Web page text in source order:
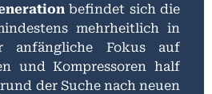
befindet sich die
mehrheitlich in
anfängliche Fokus auf
und Kompressoren half
der Suche nach neuen